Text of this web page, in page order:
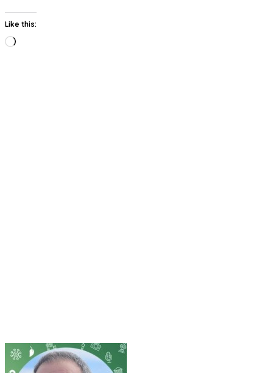
Like this:
Loading…